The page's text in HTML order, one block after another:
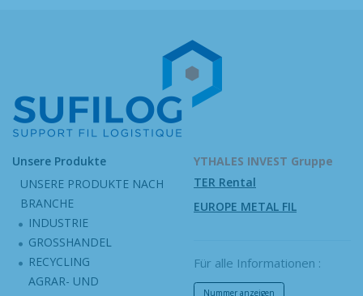
Unsere Produkte
UNSERE PRODUKTE NACH
BRANCHE
INDUSTRIE
GROSSHANDEL
RECYCLING
AGRAR- UND
YTHALES INVEST Gruppe
TER Rental
EUROPE METAL FIL
Für alle Informationen :
Nummer anzeigen